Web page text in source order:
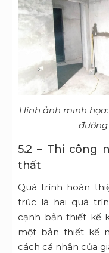
Hình ảnh minh
đường
5.2 – Thi công
thất
Quá trình hoàn
trúc là hai quá
cạnh bản thiết kế
một bản thiết kế
cách cá nhân của